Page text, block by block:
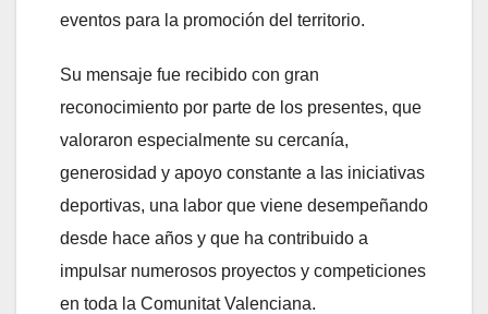
eventos para la promoción del territorio.
Su mensaje fue recibido con gran
reconocimiento por parte de los presentes, que
valoraron especialmente su cercanía,
generosidad y apoyo constante a las iniciativas
deportivas, una labor que viene desempeñando
desde hace años y que ha contribuido a
impulsar numerosos proyectos y competiciones
en toda la Comunitat Valenciana.